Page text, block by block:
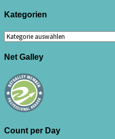
Kategorien
Kategorien
Net Galley
Count per Day